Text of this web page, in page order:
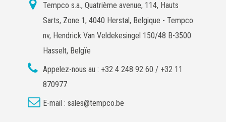
Tempco s.a., Quatrième avenue, 114, Hauts
Sarts, Zone 1, 4040 Herstal, Belgique - Tempco
nv, Hendrick Van Veldekesingel 150/48 B-3500
Hasselt, Belgïe
Appelez-nous au : +32 4 248 92 60 / +32 11
870977
E-mail : sales@tempco.be